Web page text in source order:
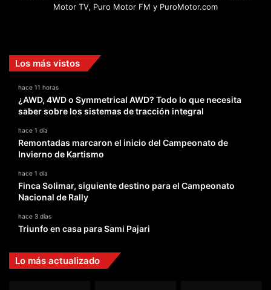
Motor TV, Puro Motor FM y PuroMotor.com
Los más vistos
hace 11 horas
¿AWD, 4WD o Symmetrical AWD? Todo lo que necesita
saber sobre los sistemas de tracción integral
hace 1 día
Remontadas marcaron el inicio del Campeonato de
Invierno de Kartismo
hace 1 día
Finca Solimar, siguiente destino para el Campeonato
Nacional de Rally
hace 3 días
Triunfo en casa para Sami Pajari
Lo más actualizado